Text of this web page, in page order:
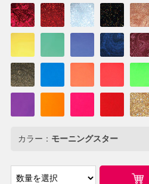
カラー： モーニングスター